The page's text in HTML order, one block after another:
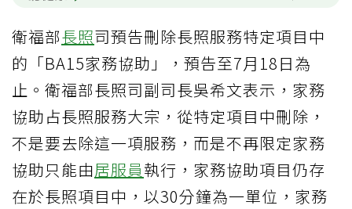
衛福部長照司預告刪除長照服務特定項目中
的「BA15家務協助」，預告至7月18日為
止。衛福部長照司副司長吳希文表示，家務
協助占長照服務大宗，從特定項目中刪除，
不是要去除這一項服務，而是不再限定家務
協助只能由居服員執行，家務協助項目仍存
在於長照項目中，以30分鐘為一單位，家務